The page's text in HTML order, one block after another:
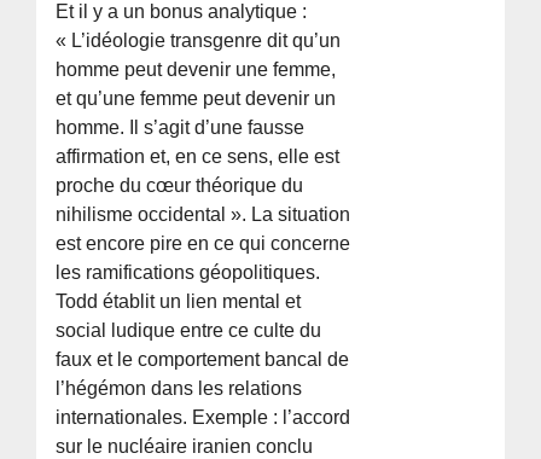
Et il y a un bonus analytique :
« L’idéologie transgenre dit qu’un
homme peut devenir une femme,
et qu’une femme peut devenir un
homme. Il s’agit d’une fausse
affirmation et, en ce sens, elle est
proche du cœur théorique du
nihilisme occidental ». La situation
est encore pire en ce qui concerne
les ramifications géopolitiques.
Todd établit un lien mental et
social ludique entre ce culte du
faux et le comportement bancal de
l’hégémon dans les relations
internationales. Exemple : l’accord
sur le nucléaire iranien conclu